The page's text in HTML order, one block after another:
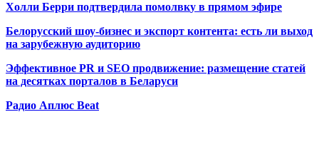
Холли Берри подтвердила помолвку в прямом эфире
Белорусский шоу-бизнес и экспорт контента: есть ли выход
на зарубежную аудиторию
Эффективное PR и SEO продвижение: размещение статей
на десятках порталов в Беларуси
Радио Аплюс Beat